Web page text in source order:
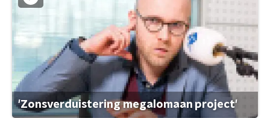
'Zonsverduistering megalomaan project'